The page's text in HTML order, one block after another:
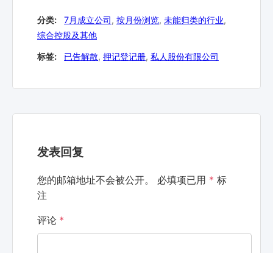
分类: 7月成立公司, 按月份浏览, 未能归类的行业,
综合控股及其他
标签: 已告解散, 押记登记册, 私人股份有限公司
发表回复
您的邮箱地址不会被公开。 必填项已用 * 标
注
评论 *